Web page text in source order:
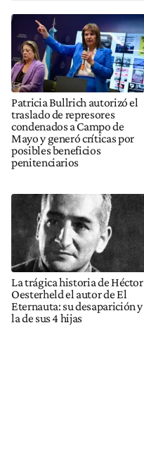
Patricia Bullrich autorizó el
traslado de represores
condenados a Campo de
Mayo y generó críticas por
posibles beneficios
penitenciarios
La trágica historia de Héctor
Oesterheld el autor de El
Eternauta: su desaparición y
la de sus 4 hijas